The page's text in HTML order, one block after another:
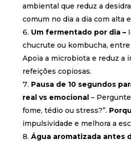
ambiental que reduz a
comum no dia a dia com alta
Um fermentado por dia –
chucrute ou kombucha,
Apoia a microbiota e reduz a
refeições copiosas.
Pausa de 10 segundos
real vs emocional– Pergunte
fome, tédio ou stress?”.
impulsividade e melhora a
Água aromatizada antes